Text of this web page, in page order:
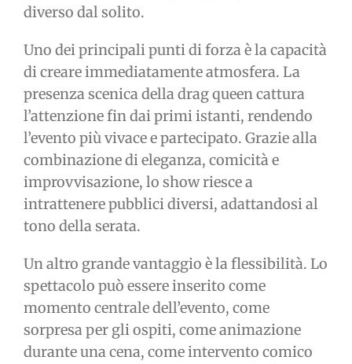
diverso dal solito.
Uno dei principali punti di forza è la capacità
di creare immediatamente atmosfera. La
presenza scenica della drag queen cattura
l’attenzione fin dai primi istanti, rendendo
l’evento più vivace e partecipato. Grazie alla
combinazione di eleganza, comicità e
improvvisazione, lo show riesce a
intrattenere pubblici diversi, adattandosi al
tono della serata.
Un altro grande vantaggio è la flessibilità. Lo
spettacolo può essere inserito come
momento centrale dell’evento, come
sorpresa per gli ospiti, come animazione
durante una cena, come intervento comico